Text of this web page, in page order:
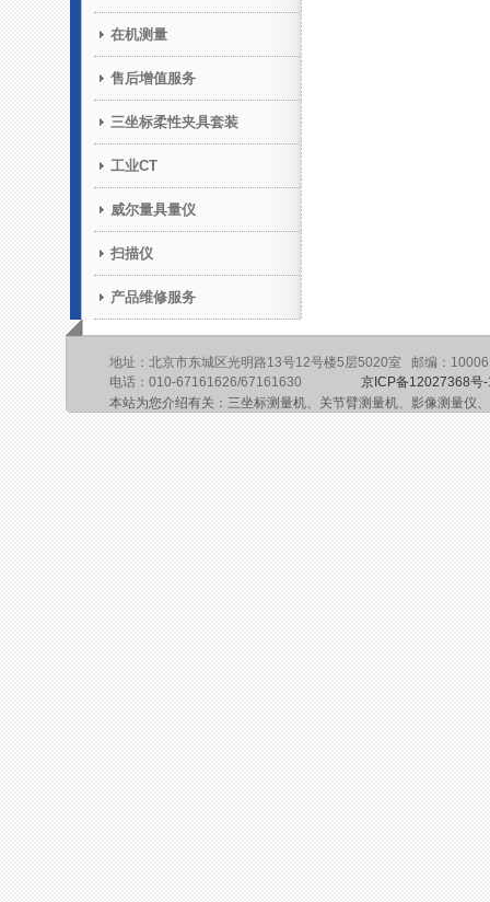
在机测量
售后增值服务
三坐标柔性夹具套装
工业CT
威尔量具量仪
扫描仪
产品维修服务
地址：北京市东城区光明路13号12号楼5层5020室 邮编：
电话：010-67161626/67161630 京ICP备12027368号
本站为您介绍有关：三坐标测量机、关节臂测量机、影像测量仪